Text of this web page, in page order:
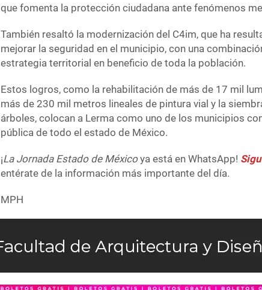
que fomenta la protección ciudadana ante fenómenos
También resaltó la modernización del C4im, que ha
mejorar la seguridad en el municipio, con una
estrategia territorial en beneficio de toda la población.
Estos logros, como la rehabilitación de más de 17 mil
más de 230 mil metros lineales de pintura vial y la
árboles, colocan a Lerma como uno de los municipios
pública de todo el estado de México.
¡La Jornada Estado de Méxicoya está en WhatsApp!
entérate de la información más importante del día.
MPH